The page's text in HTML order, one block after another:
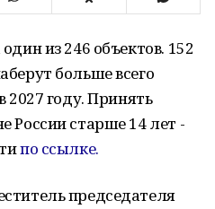
из 246 объектов. 152
больше всего
2027 году. Принять
России старше 14 лет -
по ссылке.
председателя